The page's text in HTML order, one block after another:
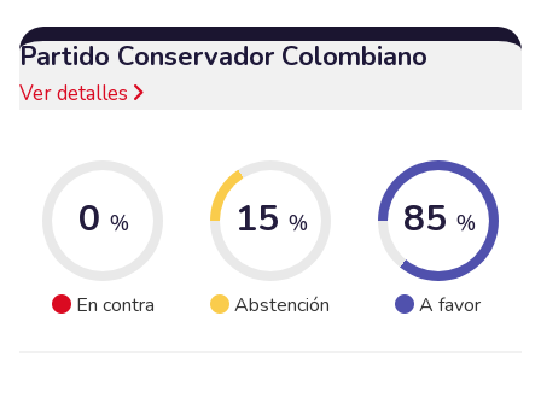
Partido Conservador Colombiano
Ver detalles
0 %
En contra
15 %
Abstención
85 %
A favor